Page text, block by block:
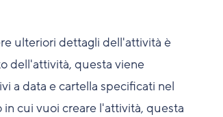
ulteriori dettagli dell'attività è
dell'attività, questa viene
a data e cartella specificati nel
cui vuoi creare l'attività, questa